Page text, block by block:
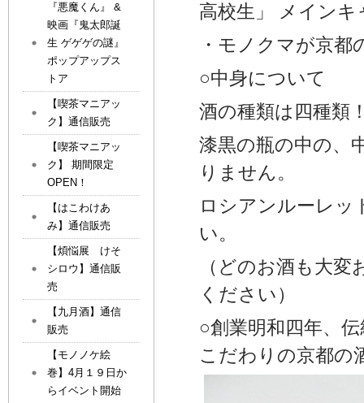
高校生」 メイン
・モノクマが京
○中身について
酒の種類は四種類
漆黒の瓶の中の、
りません。
ロシアンルーレッ
い。
（どのお酒も大
ください）
○創業明和四年、
こだわりの京都の
『悪魔くん』 &
映画『鬼太郎誕
生 ゲゲゲの謎』
ポップアップス
トア
【喫茶マニアッ
ク】通信販売
【喫茶マニアッ
ク】 期間限定
OPEN！
【はこわけあ
み】通信販売
【煩悩展 けそ
シロウ】通信販
売
【九月酒】通信
販売
【モノノケ絵
巻】4月１９日か
らイベント開始